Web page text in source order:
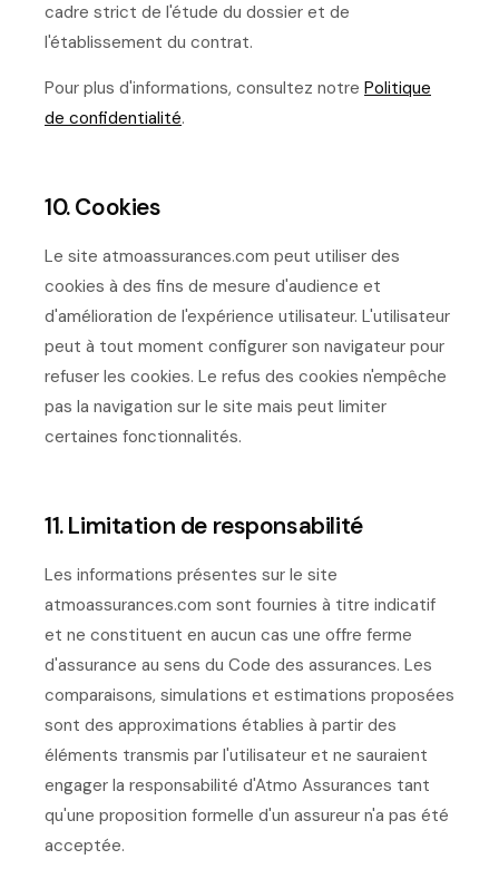
cadre strict de l'étude du dossier et de
l'établissement du contrat.
Pour plus d'informations, consultez notre Politique
de confidentialité.
10. Cookies
Le site atmoassurances.com peut utiliser des
cookies à des fins de mesure d'audience et
d'amélioration de l'expérience utilisateur. L'utilisateur
peut à tout moment configurer son navigateur pour
refuser les cookies. Le refus des cookies n'empêche
pas la navigation sur le site mais peut limiter
certaines fonctionnalités.
11. Limitation de responsabilité
Les informations présentes sur le site
atmoassurances.com sont fournies à titre indicatif
et ne constituent en aucun cas une offre ferme
d'assurance au sens du Code des assurances. Les
comparaisons, simulations et estimations proposées
sont des approximations établies à partir des
éléments transmis par l'utilisateur et ne sauraient
engager la responsabilité d'Atmo Assurances tant
qu'une proposition formelle d'un assureur n'a pas été
acceptée.